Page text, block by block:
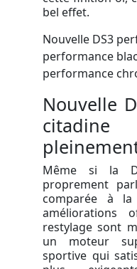
bel effet.
Nouvelle DS3
performance
performance
Nouvelle
Même si la
proprement
comparée à
améliorations
restylage sont
un moteur
sportive qui